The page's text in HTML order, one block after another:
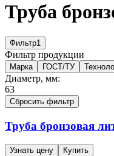
Труба
Фильтр1
Фильтр продукции
Марка ГОСТ/ТУ
Диаметр, мм:
63
Сбросить фильтр
Труба бронзовая
Узнать цену Купить